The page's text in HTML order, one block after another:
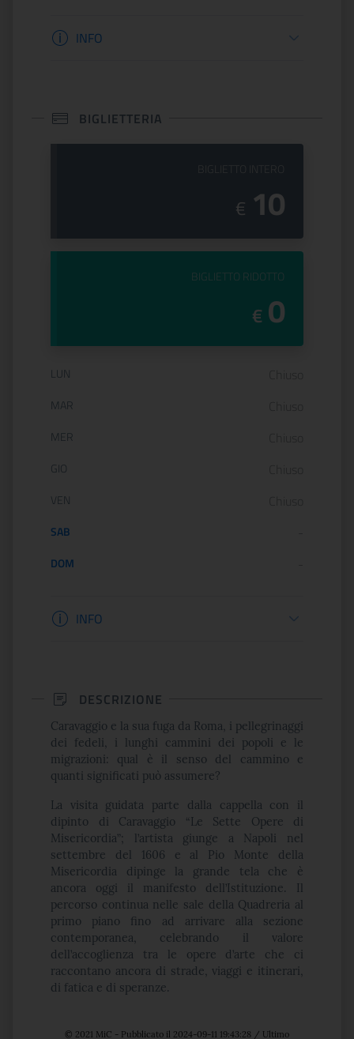
Informazioni apertura
INFO
BIGLIETTERIA
€ 10
PREZZO DEL
BIGLIETTO RIDOTTO
€ 0
Orario di apertura:
LUN
MAR
MER
GIO
VEN
SAB
DOM
Informazioni biglietteria
INFO
DESCRIZIONE
Caravaggio e la sua fuga da Roma, i pellegrinaggi
dei fedeli, i lunghi cammini dei popoli e le
migrazioni: qual è il senso del cammino e
quanti significati può assumere?
La visita guidata parte dalla cappella con il
dipinto di Caravaggio “Le Sette Opere di
Misericordia”; l’artista giunge a Napoli nel
settembre del 1606 e al Pio Monte della
Misericordia dipinge la grande tela che è
ancora oggi il manifesto dell’Istituzione. Il
percorso continua nelle sale della Quadreria al
primo piano fino ad arrivare alla sezione
contemporanea, celebrando il valore
dell’accoglienza tra le opere d’arte che ci
raccontano ancora di strade, viaggi e itinerari,
di fatica e di speranze.
© 2021 MiC - Pubblicato il 2024-09-11 19:43:28 / Ultimo